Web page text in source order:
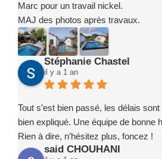
Marc pour un travail nickel.
MAJ des photos après travaux.
Stéphanie Chastel
il y a 1 an
Tout s’est bien passé, les délais
bien expliqué. Une équipe de bonne
Rien à dire, n’hésitez plus, foncez !
said CHOUHANI